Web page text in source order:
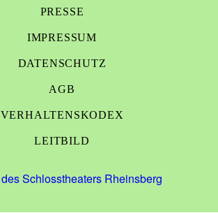
PRESSE
IMPRESSUM
DATENSCHUTZ
AGB
VERHALTENSKODEX
LEITBILD